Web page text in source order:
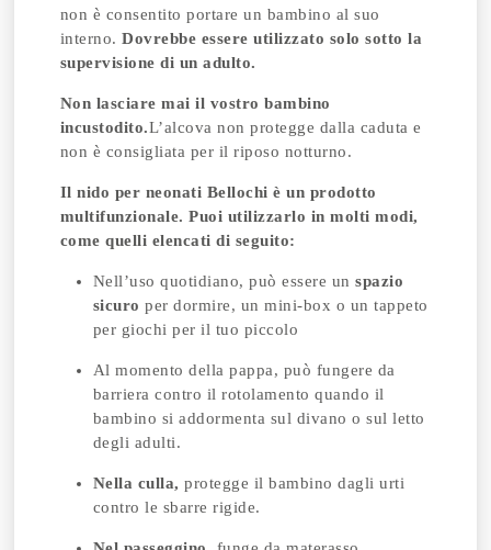
non è consentito portare un bambino al suo
interno. Dovrebbe essere utilizzato solo sotto la
supervisione di un adulto.
Non lasciare mai il vostro bambino
incustodito.L’alcova non protegge dalla caduta e
non è consigliata per il riposo notturno.
Il nido per neonati Bellochi è un prodotto
multifunzionale.Puoi utilizzarlo in molti modi,
come quelli elencati di seguito:
Nell’uso quotidiano, può essere un spazio
sicuro per dormire, un mini-box o un tappeto
per giochi per il tuo piccolo
Al momento della pappa, può fungere da
barriera contro il rotolamento quando il
bambino si addormenta sul divano o sul letto
degli adulti.
Nella culla, protegge il bambino dagli urti
contro le sbarre rigide.